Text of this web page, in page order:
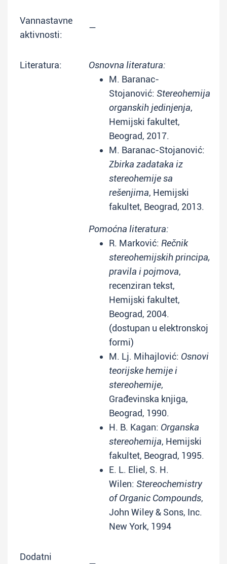
Vannastavne
aktivnosti:
—
Literatura:
Osnovna literatura:
M. Baranac-
Stojanović: Stereohemija
organskih jedinjenja,
Hemijski fakultet,
Beograd, 2017.
M. Baranac-Stojanović:
Zbirka zadataka iz
stereohemije sa
rešenjima, Hemijski
fakultet, Beograd, 2013.
Pomoćna literatura:
R. Marković: Rečnik
stereohemijskih principa,
pravila i pojmova,
recenziran tekst,
Hemijski fakultet,
Beograd, 2004.
(dostupan u elektronskoj
formi)
M. Lj. Mihajlović: Osnovi
teorijske hemije i
stereohemije,
Građevinska knjiga,
Beograd, 1990.
H. B. Kagan: Organska
stereohemija, Hemijski
fakultet, Beograd, 1995.
E. L. Eliel, S. H.
Wilen: Stereochemistry
of Organic Compounds,
John Wiley & Sons, Inc.
New York, 1994
Dodatni